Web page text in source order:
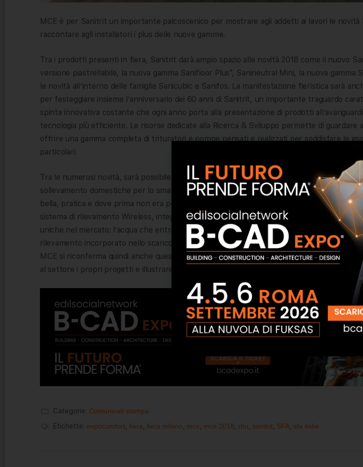
MCE è per Sanitrit un importante palcoscenico per mostrare agli addetti ai lavori le novità
raccontare agli installatori i plus delle nuove gamme.
Tra i prodotti presenti in fiera, Sanitrit darà ampio spazio alle novità 2018 come il nuovo
versione piastrellabile, la nuova gamma Sanifloor Plus⁺, Sanineutral Mini, la nuova gamma
le novità all’interno delle famiglie Sanicubic e Sanifos. La manifestazione fieristica sarà
per festeggiare insieme l’anniversario dei 60 anni di Sanitrit, un importante traguardo
spinta innovativa costante che ogni anno porta alla presentazione di prodotti
tecnologia più efficiente. Le risorse dedicate alla Ricerca & Sviluppo permette di guardare
offrire una gamma completa di trituratori e pompe pensati e realizzati per soddisfare le
particolari.
Tra le numerosi novità, sarà possibile scoprire in anteprima la nuova gamma Sanifloor
sollevamento domestiche per lo smaltimento delle acque chiare, adatta per creare la
bella, pratica e dove prima non era possibile. Rispetto alla gamma precedente, Sanifloor
sistema di rilevamento Wireless, integrato nello scarico, che permette performance di
uniche nel mercato: l’acqua che entra nel sifone attiva automaticamente la pompa
rilevamento incorporato nello scarico; l’acqua viene poi aspirata e evacuata alla condotta
MCE si riconferma quindi anche quest’anno per Sanitrit un punto di incontro
al settore i propri progetti e illustrare le nuove tendenze.
Categorie: Comunicati stampa
Etichette: expocomfort fiera fiera milano mce mce 2018 rho sanitrit SFA sfa italia